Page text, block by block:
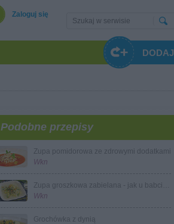
Zaloguj się
DODAJ
Podobne przepisy
Zupa pomidorowa ze zdrowymi dodatkami
Wkn
Wkn
Grochówka z dynią